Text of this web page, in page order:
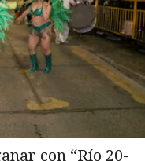
con “Río 20-